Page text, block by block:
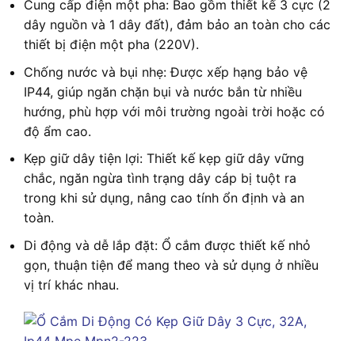
Cung cấp điện một pha: Bao gồm thiết kế 3 cực (2
dây nguồn và 1 dây đất), đảm bảo an toàn cho các
thiết bị điện một pha (220V).
Chống nước và bụi nhẹ: Được xếp hạng bảo vệ
IP44, giúp ngăn chặn bụi và nước bắn từ nhiều
hướng, phù hợp với môi trường ngoài trời hoặc có
độ ẩm cao.
Kẹp giữ dây tiện lợi: Thiết kế kẹp giữ dây vững
chắc, ngăn ngừa tình trạng dây cáp bị tuột ra
trong khi sử dụng, nâng cao tính ổn định và an
toàn.
Di động và dễ lắp đặt: Ổ cắm được thiết kế nhỏ
gọn, thuận tiện để mang theo và sử dụng ở nhiều
vị trí khác nhau.